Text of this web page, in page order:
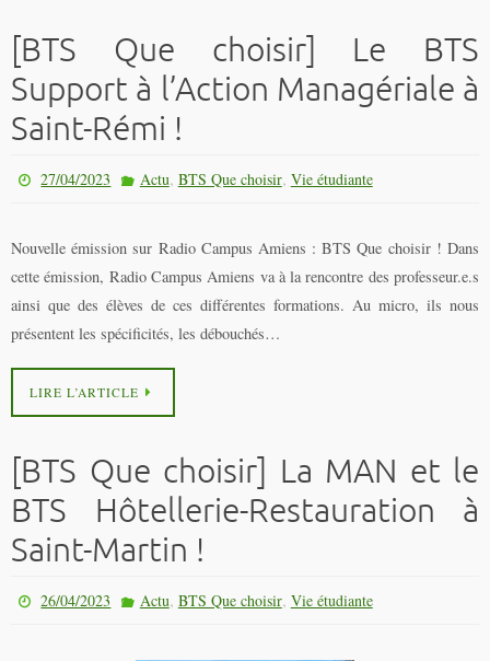
[BTS Que choisir] Le BTS
Support à l’Action Managériale à
Saint-Rémi !
27/04/2023 Actu, BTS Que choisir, Vie étudiante
Nouvelle émission sur Radio Campus Amiens : BTS Que choisir ! Dans
cette émission, Radio Campus Amiens va à la rencontre des professeur.e.s
ainsi que des élèves de ces différentes formations. Au micro, ils nous
présentent les spécificités, les débouchés…
LIRE L’ARTICLE
[BTS Que choisir] La MAN et le
BTS Hôtellerie-Restauration à
Saint-Martin !
26/04/2023 Actu, BTS Que choisir, Vie étudiante